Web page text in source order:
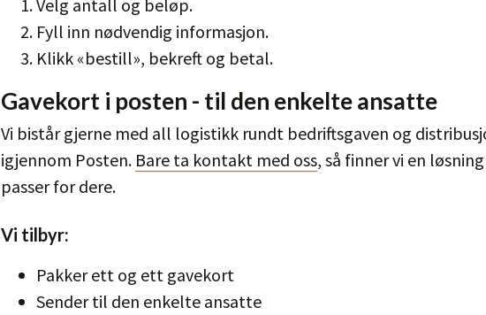
Velg antall og beløp.
Fyll inn nødvendig informasjon.
Klikk «bestill», bekreft og betal.
Gavekort i posten - til den enkelte ansatte
Vi bistår gjerne med all logistikk rundt bedriftsgaven og
igjennom Posten. Bare ta kontakt med oss, så finner vi en
passer for dere.
Vi tilbyr:
Pakker ett og ett gavekort
Sender til den enkelte ansatte